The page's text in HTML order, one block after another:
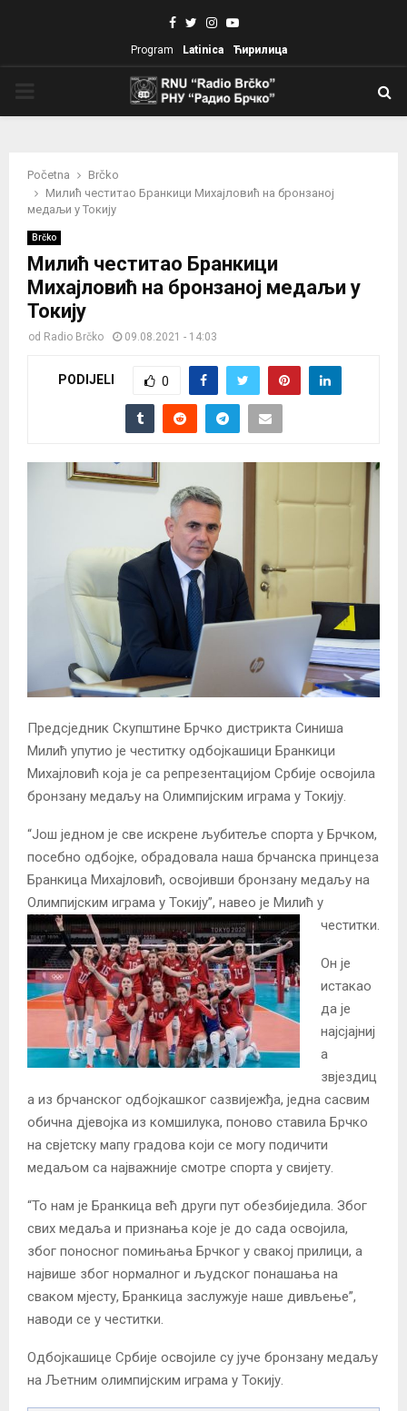
Facebook
TwitterInstagram
Youtube
Program Latinica Ћирилица
Početna
Brčko
Милић честитао Бранкици Михајловић на бронзаној
медаљи у Токију
Brčko
Милић честитао Бранкици
Михајловић на бронзаној медаљи у
Токију
od Radio Brčko 09.08.2021 - 14:03
PODIJELI 0
Предсједник Скупштине Брчко дистрикта Синиша
Милић упутио је честитку одбојкашици Бранкици
Михајловић која је са репрезентацијом Србије освојила
бронзану медаљу на Олимпијским играма у Токију.
“Још једном је све искрене љубитеље спорта у Брчком,
посебно одбојке, обрадовала наша брчанска принцеза
Бранкица Михајловић, освојивши бронзану медаљу на
Олимпијским играма у Токију”, навео је Милић у
честитки.
Он је
истакао
да је
најсјајниј
а
звјездиц
а из брчанског одбојкашког сазвијежђа, једна сасвим
обична дјевојка из комшилука, поново ставила Брчко
на свјетску мапу градова који се могу подичити
медаљом са најважније смотре спорта у свијету.
“То нам је Бранкица већ други пут обезбиједила. Због
свих медаља и признања које је до сада освојила,
због поносног помињања Брчког у свакој прилици, а
највише због нормалног и људског понашања на
сваком мјесту, Бранкица заслужује наше дивљење”,
наводи се у честитки.
Одбојкашице Србије освојиле су јуче бронзану медаљу
на Љетним олимпијским играма у Токију.